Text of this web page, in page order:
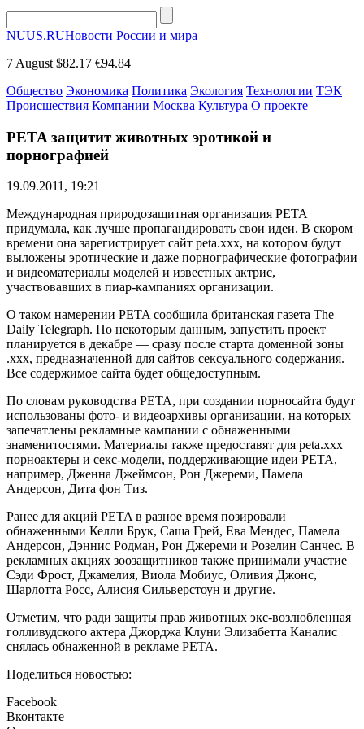
NUUS.RUНовости России и мира
7 August $82.17 €94.84
Общество Экономика Политика Экология Технологии ТЭК
Происшествия Компании Москва Культура О проекте
PETA защитит животных эротикой и
порнографией
19.09.2011, 19:21
Международная природозащитная организация PETA
придумала, как лучше пропагандировать свои идеи. В скором
времени она зарегистрирует сайт peta.xxx, на котором будут
выложены эротические и даже порнографические фотографии
и видеоматериалы моделей и известных актрис,
участвовавших в пиар-кампаниях организации.
О таком намерении PETA сообщила британская газета The
Daily Telegraph. По некоторым данным, запустить проект
планируется в декабре — сразу после старта доменной зоны
.xxx, предназначенной для сайтов сексуального содержания.
Все содержимое сайта будет общедоступным.
По словам руководства PETA, при создании порносайта будут
использованы фото- и видеоархивы организации, на которых
запечатлены рекламные кампании с обнаженными
знаменитостями. Материалы также предоставят для peta.xxx
порноактеры и секс-модели, поддерживающие идеи PETA, —
например, Дженна Джеймсон, Рон Джереми, Памела
Андерсон, Дита фон Тиз.
Ранее для акций PETA в разное время позировали
обнаженными Келли Брук, Саша Грей, Ева Мендес, Памела
Андерсон, Дэннис Родман, Рон Джереми и Розелин Санчес. В
рекламных акциях зоозащитников также принимали участие
Сэди Фрост, Джамелия, Виола Мобиус, Оливия Джонс,
Шарлотта Росс, Алисия Сильверстоун и другие.
Отметим, что ради защиты прав животных экс-возлюбленная
голливудского актера Джорджа Клуни Элизабетта Каналис
снялась обнаженной в рекламе PETA.
Поделиться новостью:
Facebook
Вконтакте